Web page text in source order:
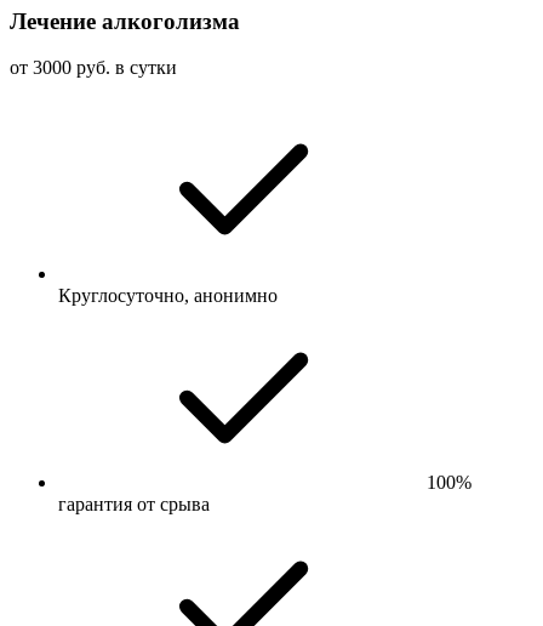
Лечение алкоголизма
от 3000 руб. в сутки
Круглосуточно, анонимно
100%
гарантия от срыва